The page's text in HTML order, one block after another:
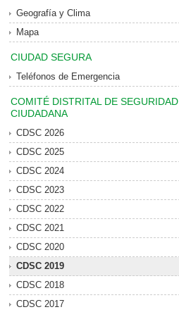
Geografía y Clima
Mapa
CIUDAD SEGURA
Teléfonos de Emergencia
COMITÉ DISTRITAL DE SEGURIDAD
CIUDADANA
CDSC 2026
CDSC 2025
CDSC 2024
CDSC 2023
CDSC 2022
CDSC 2021
CDSC 2020
CDSC 2019
CDSC 2018
CDSC 2017